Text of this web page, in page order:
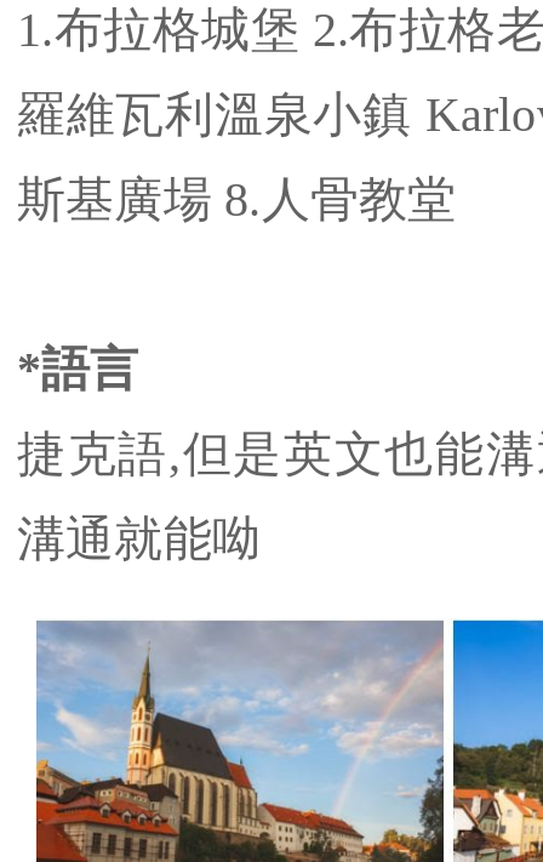
1.布拉格城堡 2.布拉格
羅維瓦利溫泉小鎮
斯基廣場 8.人骨教堂
*語言
捷克語,但是英文也能
溝通就能呦